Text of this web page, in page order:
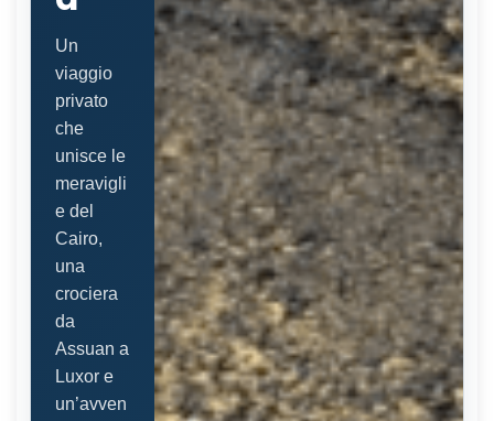
Un
viaggio
privato
che
unisce le
meravigli
e del
Cairo,
una
crociera
da
Assuan a
Luxor e
un’avven